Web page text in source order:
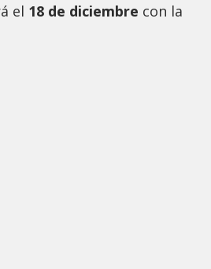
el 18 de diciembre con la